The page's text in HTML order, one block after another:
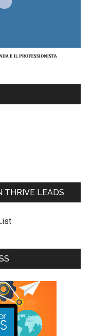
THRIVE LEADS